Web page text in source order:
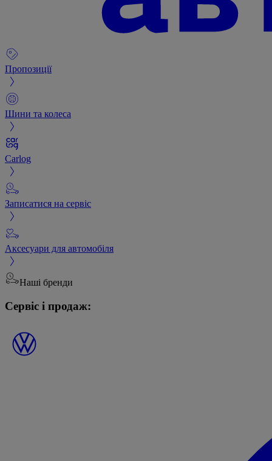
Пропозиції
Шини та колеса
Carlog
Записатися на сервіс
Аксесуари для автомобіля
Наші бренди
Сервіс і продаж: